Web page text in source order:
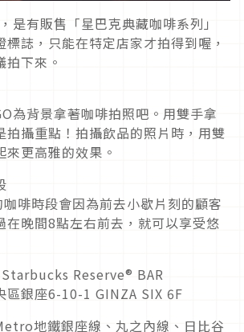
是有販售「星巴克典藏咖啡系列」
誌，只能在特定店家才拍得到喔，
下來。
為背景拿著咖啡拍照吧。用雙手拿
拍攝重點！拍攝飲品的照片時，用雙
更高雅的效果。
啡時段會因為前去小歇片刻的顧客
在晚間8點左右前去，就可以享受悠
Reserve® BAR
區銀座6-10-1 GINZA SIX 6F
地鐵銀座線、丸之內線、日比谷